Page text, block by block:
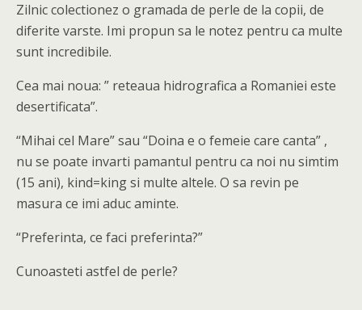
Zilnic colectionez o gramada de perle de la copii, de
diferite varste. Imi propun sa le notez pentru ca multe
sunt incredibile.
Cea mai noua: ” reteaua hidrografica a Romaniei este
desertificata”.
“Mihai cel Mare” sau “Doina e o femeie care canta” ,
nu se poate invarti pamantul pentru ca noi nu simtim
(15 ani), kind=king si multe altele. O sa revin pe
masura ce imi aduc aminte.
“Preferinta, ce faci preferinta?”
Cunoasteti astfel de perle?